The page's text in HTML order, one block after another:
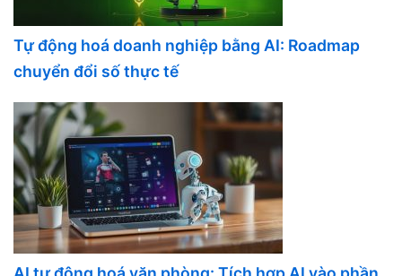
Tự động hoá doanh nghiệp bằng AI: Roadmap
chuyển đổi số thực tế